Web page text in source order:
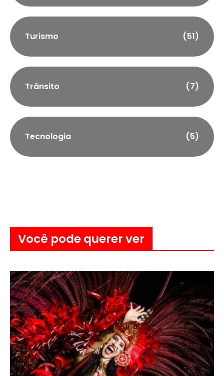
Turismo (51)
Trânsito (7)
Tecnologia (5)
Você pode querer ver